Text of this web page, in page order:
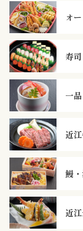
当
会
席
料
理
オ
ー
ド
ブ
オ
寿司
一
近
鰻
近